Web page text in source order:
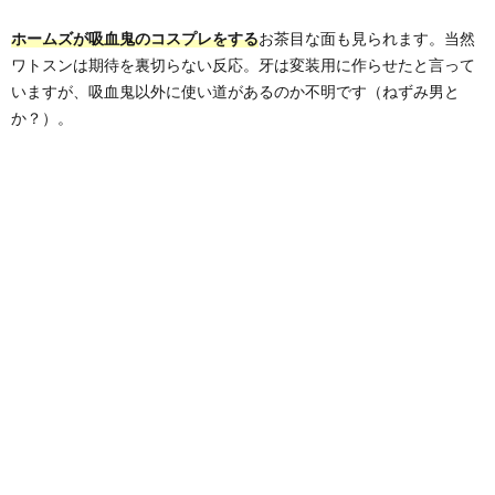
ホームズが吸血鬼のコスプレをするお茶目な面も見られます。当然
ワトスンは期待を裏切らない反応。牙は変装用に作らせたと言って
いますが、吸血鬼以外に使い道があるのか不明です（ねずみ男と
か？）。